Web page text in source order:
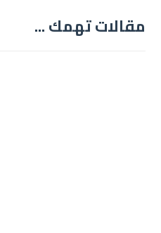
مقالات تهمك ...